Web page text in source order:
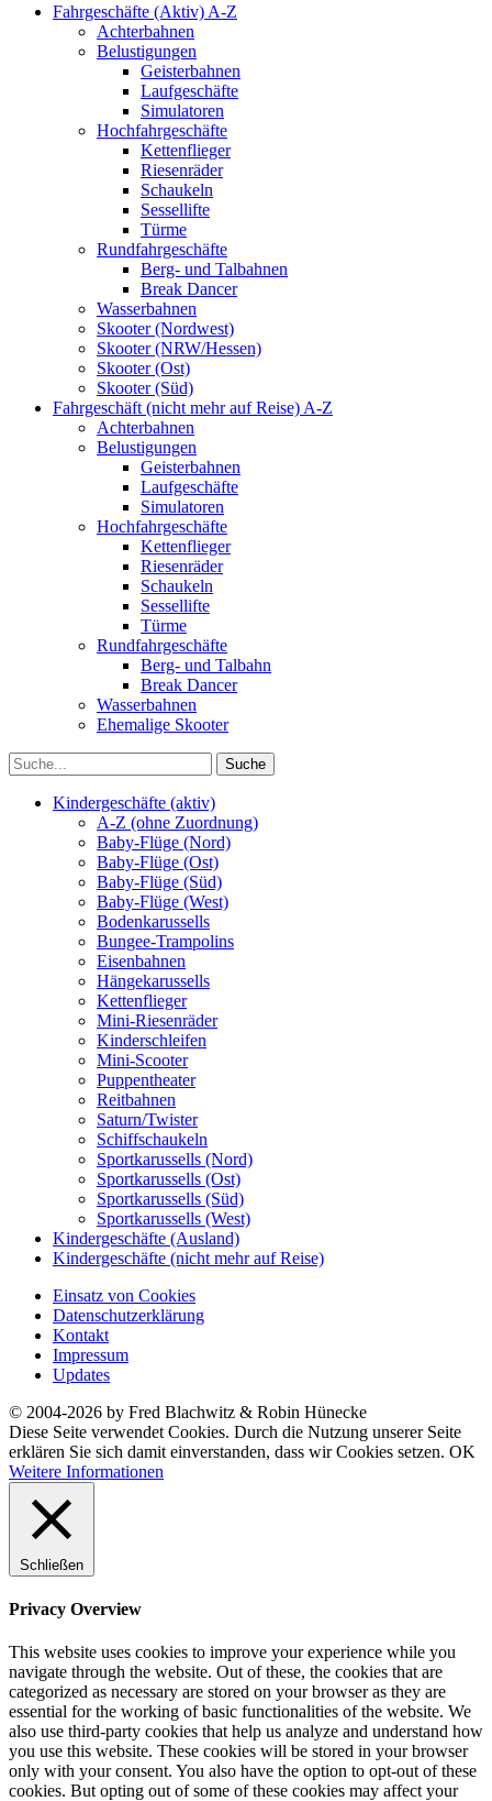
Fahrgeschäfte (Aktiv) A-Z
Achterbahnen
Belustigungen
Geisterbahnen
Laufgeschäfte
Simulatoren
Hochfahrgeschäfte
Kettenflieger
Riesenräder
Schaukeln
Sessellifte
Türme
Rundfahrgeschäfte
Berg- und Talbahnen
Break Dancer
Wasserbahnen
Skooter (Nordwest)
Skooter (NRW/Hessen)
Skooter (Ost)
Skooter (Süd)
Fahrgeschäft (nicht mehr auf Reise) A-Z
Achterbahnen
Belustigungen
Geisterbahnen
Laufgeschäfte
Simulatoren
Hochfahrgeschäfte
Kettenflieger
Riesenräder
Schaukeln
Sessellifte
Türme
Rundfahrgeschäfte
Berg- und Talbahn
Break Dancer
Wasserbahnen
Ehemalige Skooter
Kindergeschäfte (aktiv)
A-Z (ohne Zuordnung)
Baby-Flüge (Nord)
Baby-Flüge (Ost)
Baby-Flüge (Süd)
Baby-Flüge (West)
Bodenkarussells
Bungee-Trampolins
Eisenbahnen
Hängekarussells
Kettenflieger
Mini-Riesenräder
Kinderschleifen
Mini-Scooter
Puppentheater
Reitbahnen
Saturn/Twister
Schiffschaukeln
Sportkarussells (Nord)
Sportkarussells (Ost)
Sportkarussells (Süd)
Sportkarussells (West)
Kindergeschäfte (Ausland)
Kindergeschäfte (nicht mehr auf Reise)
Einsatz von Cookies
Datenschutzerklärung
Kontakt
Impressum
Updates
© 2004-2026 by Fred Blachwitz & Robin Hünecke
Diese Seite verwendet Cookies. Durch die Nutzung unserer Seite
erklären Sie sich damit einverstanden, dass wir Cookies setzen. OK
Weitere Informationen
Schließen
Privacy Overview
This website uses cookies to improve your experience while you
navigate through the website. Out of these, the cookies that are
categorized as necessary are stored on your browser as they are
essential for the working of basic functionalities of the website. We
also use third-party cookies that help us analyze and understand how
you use this website. These cookies will be stored in your browser
only with your consent. You also have the option to opt-out of these
cookies. But opting out of some of these cookies may affect your